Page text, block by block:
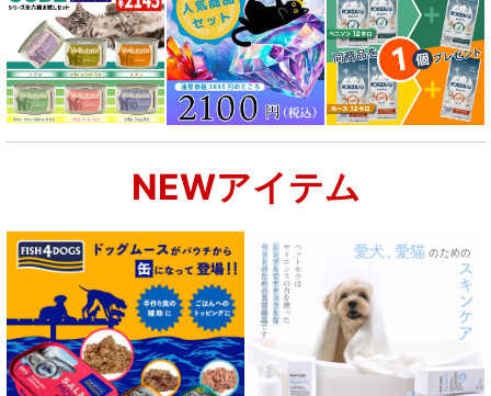
NEWアイテム